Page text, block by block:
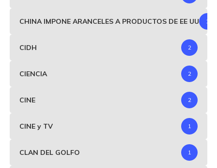
CHINA IMPONE ARANCELES A PRODUCTOS DE EE UU 1
CIDH 2
CIENCIA 2
CINE 2
CINE y TV 1
CLAN DEL GOLFO 1